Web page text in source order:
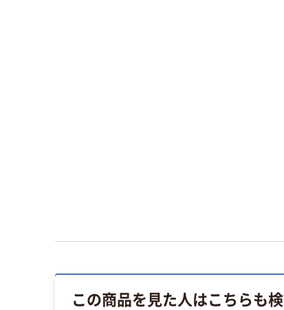
この商品を見た人はこちらも